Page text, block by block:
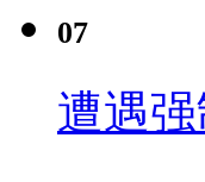
07
遭遇